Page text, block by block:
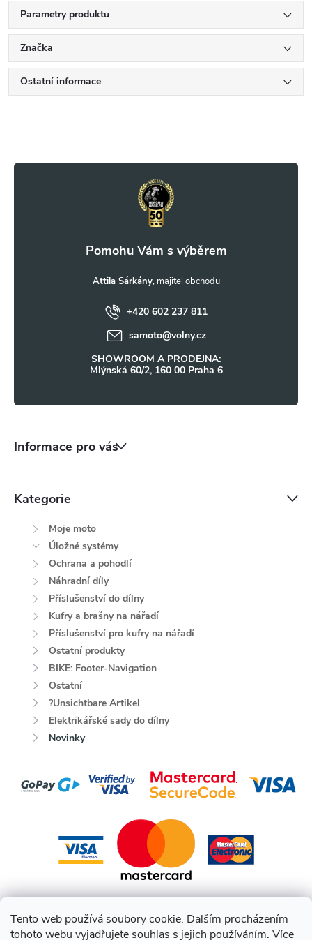
Tento web používá soubory cookie. Dalším procházením
tohoto webu vyjadřujete souhlas s jejich používáním. Více
Parametry produktu
Značka
Ostatní informace
Attila Sárkány
+420 602 237 811
samoto@volny.cz
SHOWROOM A PRODEJNA:
Mlýnská 60/2, 160 00 Praha 6
Informace pro vás
Kategorie
Moje moto
Úložné systémy
Ochrana a pohodlí
Náhradní díly
Příslušenství do dílny
Kufry a brašny na nářadí
Příslušenství pro kufry na nářadí
Ostatní produkty
BIKE: Footer-Navigation
Ostatní
?Unsichtbare Artikel
Elektrikářské sady do dílny
Novinky